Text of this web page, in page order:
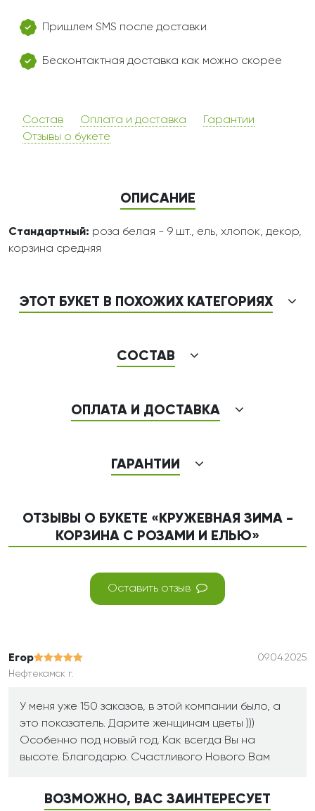
Пришлем SMS после доставки
Бесконтактная доставка как можно скорее
Состав Оплата и доставка
Гарантии
Отзывы о букете
ОПИСАНИЕ
Стандартный: роза белая - 9 шт., ель, хлопок, декор,
корзина средняя
ЭТОТ БУКЕТ В ПОХОЖИХ КАТЕГОРИЯХ
СОСТАВ
ОПЛАТА И ДОСТАВКА
ГАРАНТИИ
ОТЗЫВЫ О БУКЕТЕ «КРУЖЕВНАЯ ЗИМА -
КОРЗИНА С РОЗАМИ И ЕЛЬЮ»
Оставить отзыв
Егор
09.04.2025
Нефтекамск г.
У меня уже 150 заказов, в этой компании было, а
это показатель. Дарите женщинам цветы )))
Особенно под новый год. Как всегда Вы на
высоте. Благодарю. Счастливого Нового Вам
ВОЗМОЖНО, ВАС ЗАИНТЕРЕСУЕТ